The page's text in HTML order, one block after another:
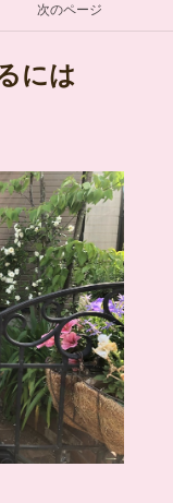
次のページ
には